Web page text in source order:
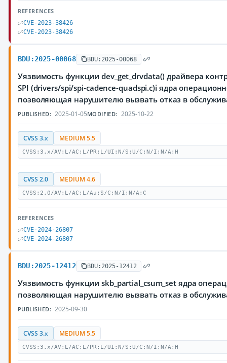
REFERENCES
CVE-2023-38426
CVE-2023-38426
BDU:2025-00068 BDU:2025-00068
Уязвимость функции dev_get_drvdata() драйвера
SPI (drivers/spi/spi-cadence-quadspi.c)i ядра
позволяющая нарушителю вызвать отказ в
PUBLISHED: 2025-01-05MODIFIED: 2025-10-22
CVSS 3.x MEDIUM 5.5
CVSS:3.x/AV:L/AC:L/PR:L/UI:N/S:U/C:N/I:N/A:H
CVSS 2.0 MEDIUM 4.6
CVSS:2.0/AV:L/AC:L/Au:S/C:N/I:N/A:C
REFERENCES
CVE-2024-26807
CVE-2024-26807
BDU:2025-12412 BDU:2025-12412
Уязвимость функции skb_partial_csum_set ядра
позволяющая нарушителю вызвать отказ в
PUBLISHED: 2025-09-30
CVSS 3.x MEDIUM 5.5
CVSS:3.x/AV:L/AC:L/PR:L/UI:N/S:U/C:N/I:N/A:H